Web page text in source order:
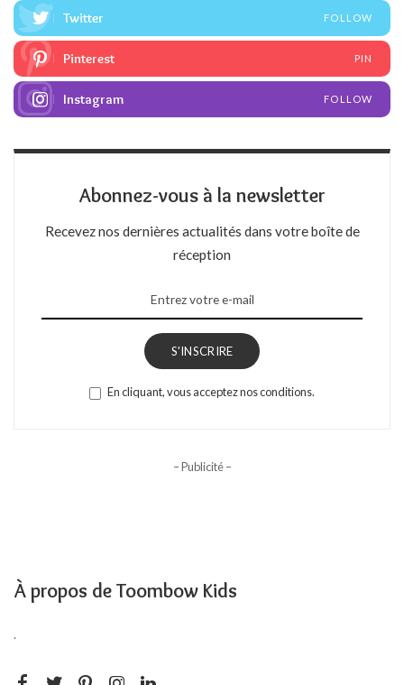
Twitter FOLLOW
Pinterest PIN
Instagram FOLLOW
Abonnez-vous à la newsletter
Recevez nos dernières actualités dans votre boîte de
réception
S'INSCRIRE
En cliquant, vous acceptez nos conditions.
– Publicité –
À propos de Toombow Kids
.